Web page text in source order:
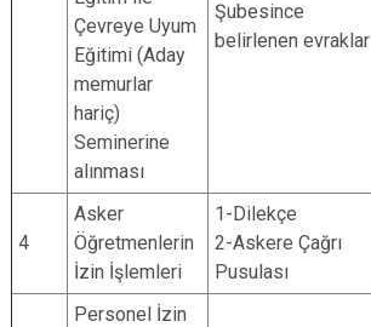
Çevreye Uyum
Eğitimi (Aday
memurlar
hariç)
Seminerine
alınması
Şubesince
belirlenen evraklar
4
Asker
Öğretmenlerin
İzin İşlemleri
1-Dilekçe
2-Askere Çağrı
Pusulası
Personel İzin